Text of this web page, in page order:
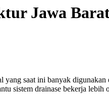
Jawa
yang saat ini banyak
sistem drainase bekerja lebih